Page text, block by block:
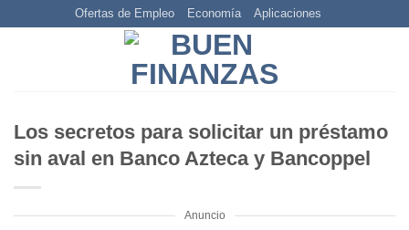
Ofertas de Empleo Economía Aplicaciones
Los secretos para solicitar un préstamo
sin aval en Banco Azteca y Bancoppel
Anuncio